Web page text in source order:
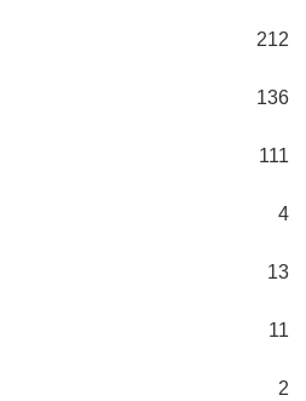
212
136
111
4
13
11
2